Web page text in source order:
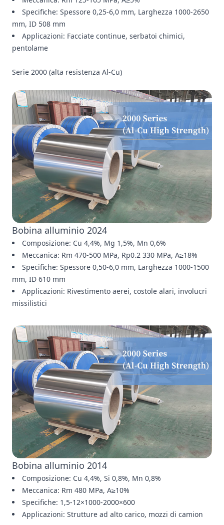
Specifiche: Spessore 0,25-6,0 mm, Larghezza 1000-2650
mm, ID 508 mm
Applicazioni: Facciate continue, serbatoi chimici,
pentolame
Serie 2000 (alta resistenza Al-Cu)
Bobina alluminio 2024
Composizione: Cu 4,4%, Mg 1,5%, Mn 0,6%
Meccanica: Rm 470-500 MPa, Rp0.2 330 MPa, A≥18%
Specifiche: Spessore 0,50-6,0 mm, Larghezza 1000-1500
mm, ID 610 mm
Applicazioni: Rivestimento aerei, costole alari, involucri
missilistici
Bobina alluminio 2014
Composizione: Cu 4,4%, Si 0,8%, Mn 0,8%
Meccanica: Rm 480 MPa, A≥10%
Specifiche: 1,5-12×1000-2000×600
Applicazioni: Strutture ad alto carico, mozzi di camion